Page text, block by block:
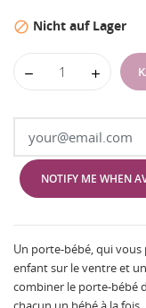
 Nicht auf Lager
NOTIFY ME WHEN
Un porte-bébé, qui
enfant sur le ventre et
combiner le porte-bébé